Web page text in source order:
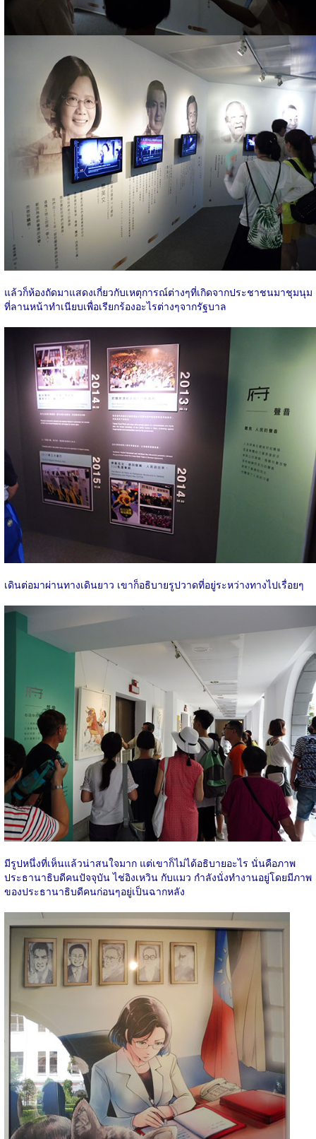
แล้วก็ห้องถัดมาแสดงเกี่ยวกับเหตุการณ์ต่างๆที่เกิดจากประชาชนมาชุมนุม
ที่ลานหน้าทำเนียบเพื่อเรียกร้องอะไรต่างๆจากรัฐบาล
เดินต่อมาผ่านทางเดินยาว เขาก็อธิบายรูปวาดที่อยู่ระหว่างทางไปเรื่อยๆ
มีรูปหนึ่งที่เห็นแล้วน่าสนใจมาก แต่เขาก็ไม่ได้อธิบายอะไร นั่นคือภาพ
ประธานาธิบดีคนปัจจุบัน ไช่อิงเหวิน กับแมว กำลังนั่งทำงานอยู่โดยมีภาพ
ของประธานาธิบดีคนก่อนๆอยู่เป็นฉากหลัง